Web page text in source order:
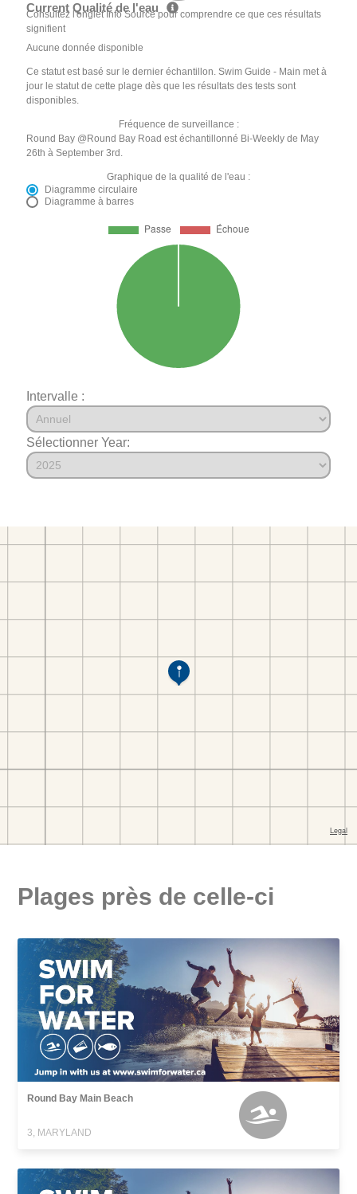
Current Qualité de l'eau
Consultez l'onglet Info Source pour comprendre ce que ces résultats
signifient
Aucune donnée disponible
Ce statut est basé sur le dernier échantillon. Swim Guide - Main met à
jour le statut de cette plage dès que les résultats des tests sont
disponibles.
Fréquence de surveillance :
Round Bay @Round Bay Road est échantillonné Bi-Weekly de May
26th à September 3rd.
Graphique de la qualité de l'eau :
Diagramme circulaire
Diagramme à barres
Intervalle :
Sélectionner Year:
Plages près de celle-ci
Round Bay Main Beach
3, MARYLAND